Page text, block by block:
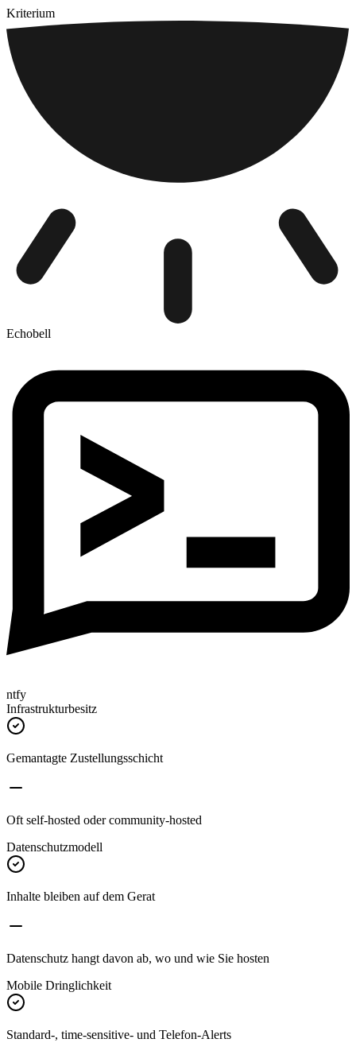
Kriterium
Echobell
ntfy
Infrastrukturbesitz
Gemantagte Zustellungsschicht
Oft self-hosted oder community-hosted
Datenschutzmodell
Inhalte bleiben auf dem Gerat
Datenschutz hangt davon ab, wo und wie Sie hosten
Mobile Dringlichkeit
Standard-, time-sensitive- und Telefon-Alerts